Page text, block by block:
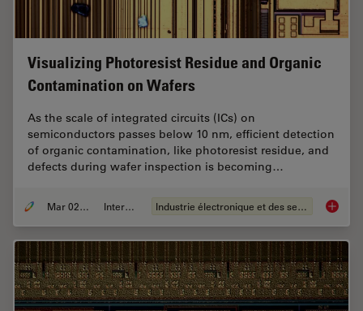
Visualizing Photoresist Residue and Organic
Contamination on Wafers
As the scale of integrated circuits (ICs) on
semiconductors passes below 10 nm, efficient detection
of organic contamination, like photoresist residue, and
defects during wafer inspection is becoming…
Mar 02, 2026 Interviews Industrie électronique et des semi-conducteurs